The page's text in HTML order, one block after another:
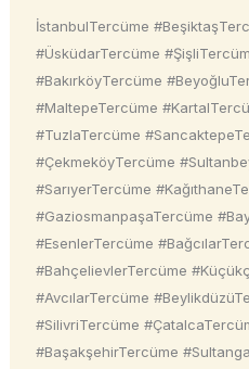
İstanbulTercüme
#ÜsküdarTercüme
#BakırköyTercüme
#MaltepeTercüme
#TuzlaTercüme
#ÇekmeköyTercüme
#SarıyerTercüme
#GaziosmanpaşaTercüme
#EsenlerTercüme
#BahçelievlerTercüme
#AvcılarTercüme
#SilivriTercüme
#BaşakşehirTercüme